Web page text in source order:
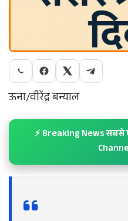
ऊना/वीरेंद्र बन्याल
⚡ Breaking News